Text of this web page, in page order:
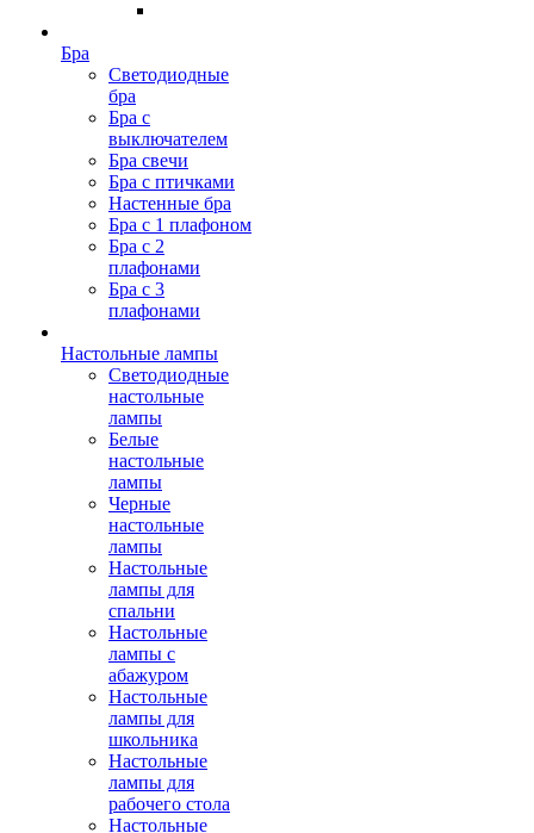
Бра
Светодиодные
бра
Бра с
выключателем
Бра свечи
Бра с птичками
Настенные бра
Бра с 1 плафоном
Бра с 2
плафонами
Бра с 3
плафонами
Настольные лампы
Светодиодные
настольные
лампы
Белые
настольные
лампы
Черные
настольные
лампы
Настольные
лампы для
спальни
Настольные
лампы с
абажуром
Настольные
лампы для
школьника
Настольные
лампы для
рабочего стола
Настольные